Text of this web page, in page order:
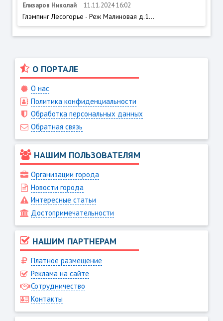
Елизаров Николай 11.11.2024 16:02
Глэмпинг Лесогорье - Реж Малиновая д.1...
О ПОРТАЛЕ
О нас
Политика конфиденциальности
Обработка персональных данных
Обратная связь
НАШИМ ПОЛЬЗОВАТЕЛЯМ
Организации города
Новости города
Интересные статьи
Достопримечательности
НАШИМ ПАРТНЕРАМ
Платное размещение
Реклама на сайте
Сотрудничество
Контакты